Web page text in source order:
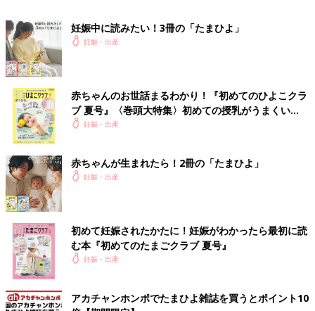
するか、年齢差を空けて長く子育てをするかと考えたときに、私
は前者を選びました。
台湾では、日本と少し妊活事情も違っていて、けっこうみなさん
オープンなんです。実際に病院に通って妊活している人もすごく
多いですし、情報も得やすいと思います。それと、共働きの人が
増えていて、妊娠・出産する年齢も高まっていることもあって、
若いうちに卵子凍結をする方も多いようですよ。
トラブルだらけの二度の妊娠・出産。第三子は事前
に対策も
妊娠中に読みたい！3冊の「たまひよ」
妊娠・出産
赤ちゃんのお世話まるわかり！『初めてのひよこクラ
ブ 夏号』〈巻頭大特集〉初めての授乳がうまくい
く！ おっぱい・ミルクの基本と夏のトラブル 解決テ
妊娠・出産
赤ちゃんが生まれたら！2冊の「たまひよ」
妊娠・出産
初めて妊娠されたかたに！妊娠がわかったら最初に読
む本『初めてのたまごクラブ 夏号』
妊娠・出産
アカチャンホンポでたまひよ雑誌を買うとポイント10